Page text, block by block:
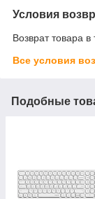
Условия
Возврат товара
Все условия
Подобные